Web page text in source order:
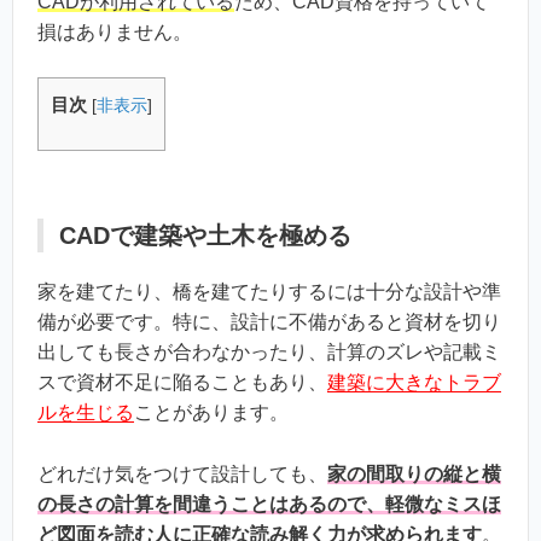
損はありません。
目次 [非表示]
CADで建築や土木を極める
家を建てたり、橋を建てたりするには十分な設計や準
備が必要です。特に、設計に不備があると資材を切り
出しても長さが合わなかったり、計算のズレや記載ミ
スで資材不足に陥ることもあり、 建築に大きなトラブ
ルを生じる ことがあります。
どれだけ気をつけて設計しても、 家の間取りの縦と横
の長さの計算を間違うことはあるので、軽微なミスほ
ど図面を読む人に正確な読み解く力が求められます。